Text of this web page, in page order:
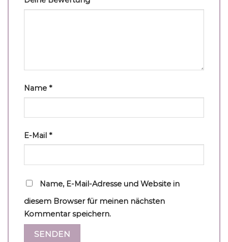
Name *
E-Mail *
Name, E-Mail-Adresse und Website in
diesem Browser für meinen nächsten
Kommentar speichern.